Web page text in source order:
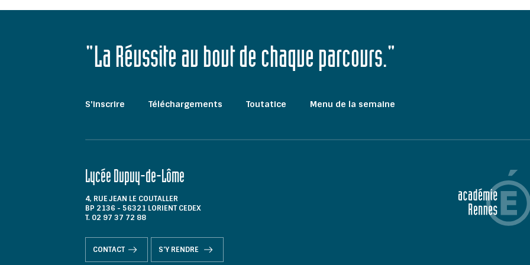
"La Réussite au bout de chaque parcours."
S'inscrire Téléchargements Toutatice Menu de la semaine
Lycée Dupuy-de-Lôme
4, RUE JEAN LE COUTALLER
BP 2136 - 56321 LORIENT CEDEX
T. 02 97 37 72 88
CONTACT S'Y RENDRE